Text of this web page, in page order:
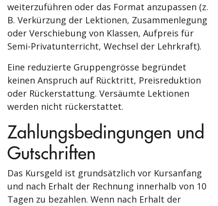
weiterzuführen oder das Format anzupassen (z.
B. Verkürzung der Lektionen, Zusammenlegung
oder Verschiebung von Klassen, Aufpreis für
Semi-Privatunterricht, Wechsel der Lehrkraft).
Eine reduzierte Gruppengrösse begründet
keinen Anspruch auf Rücktritt, Preisreduktion
oder Rückerstattung. Versäumte Lektionen
werden nicht rückerstattet.
Zahlungsbedingungen und
Gutschriften
Das Kursgeld ist grundsätzlich vor Kursanfang
und nach Erhalt der Rechnung innerhalb von 10
Tagen zu bezahlen. Wenn nach Erhalt der